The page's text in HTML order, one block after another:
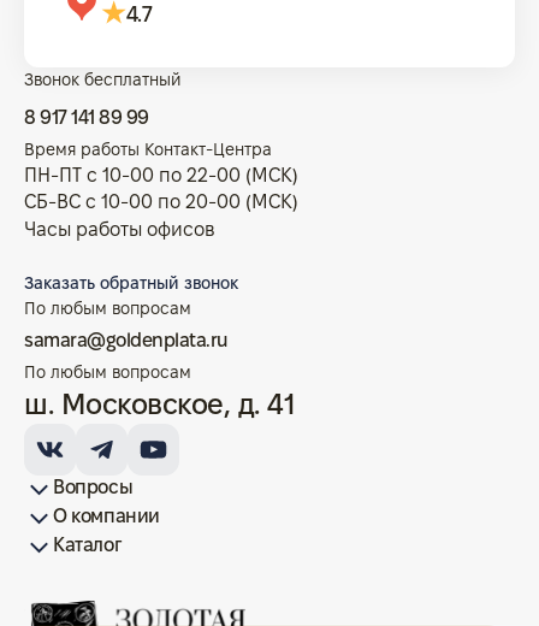
4.7
Вопросы
Как купить/продать
Условия оплаты
Условия доставки
Гарантия на товар
Возврат монет
Карта сайта
О компании
Франшиза
История
Вопрос-ответ
Отзывы
Лицензии и документы
Контакты офисов
Новости
БлогКаталог
Звонок бесплатный
8 917 141 89 99
Время работы Контакт-Центра
ПН-ПТ с 10-00 по 22-00 (МСК)
СБ-ВС с 10-00 по 20-00 (МСК)
Часы работы офисов
Заказать обратный звонок
По любым вопросам
samara@goldenplata.ru
По любым вопросам
ш. Московское, д. 41